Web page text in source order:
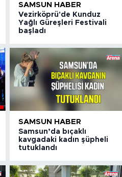
SAMSUN HABER
Vezirköprü'de Kunduz
Yağlı Güreşleri Festivali
başladı
SAMSUN HABER
Samsun’da bıçaklı
kavgadaki kadın şüpheli
tutuklandı